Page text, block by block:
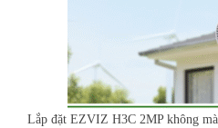
Lắp đặt EZVIZ H3C 2MP không